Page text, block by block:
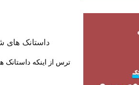
داستانک های
ترس از اینکه داستانک